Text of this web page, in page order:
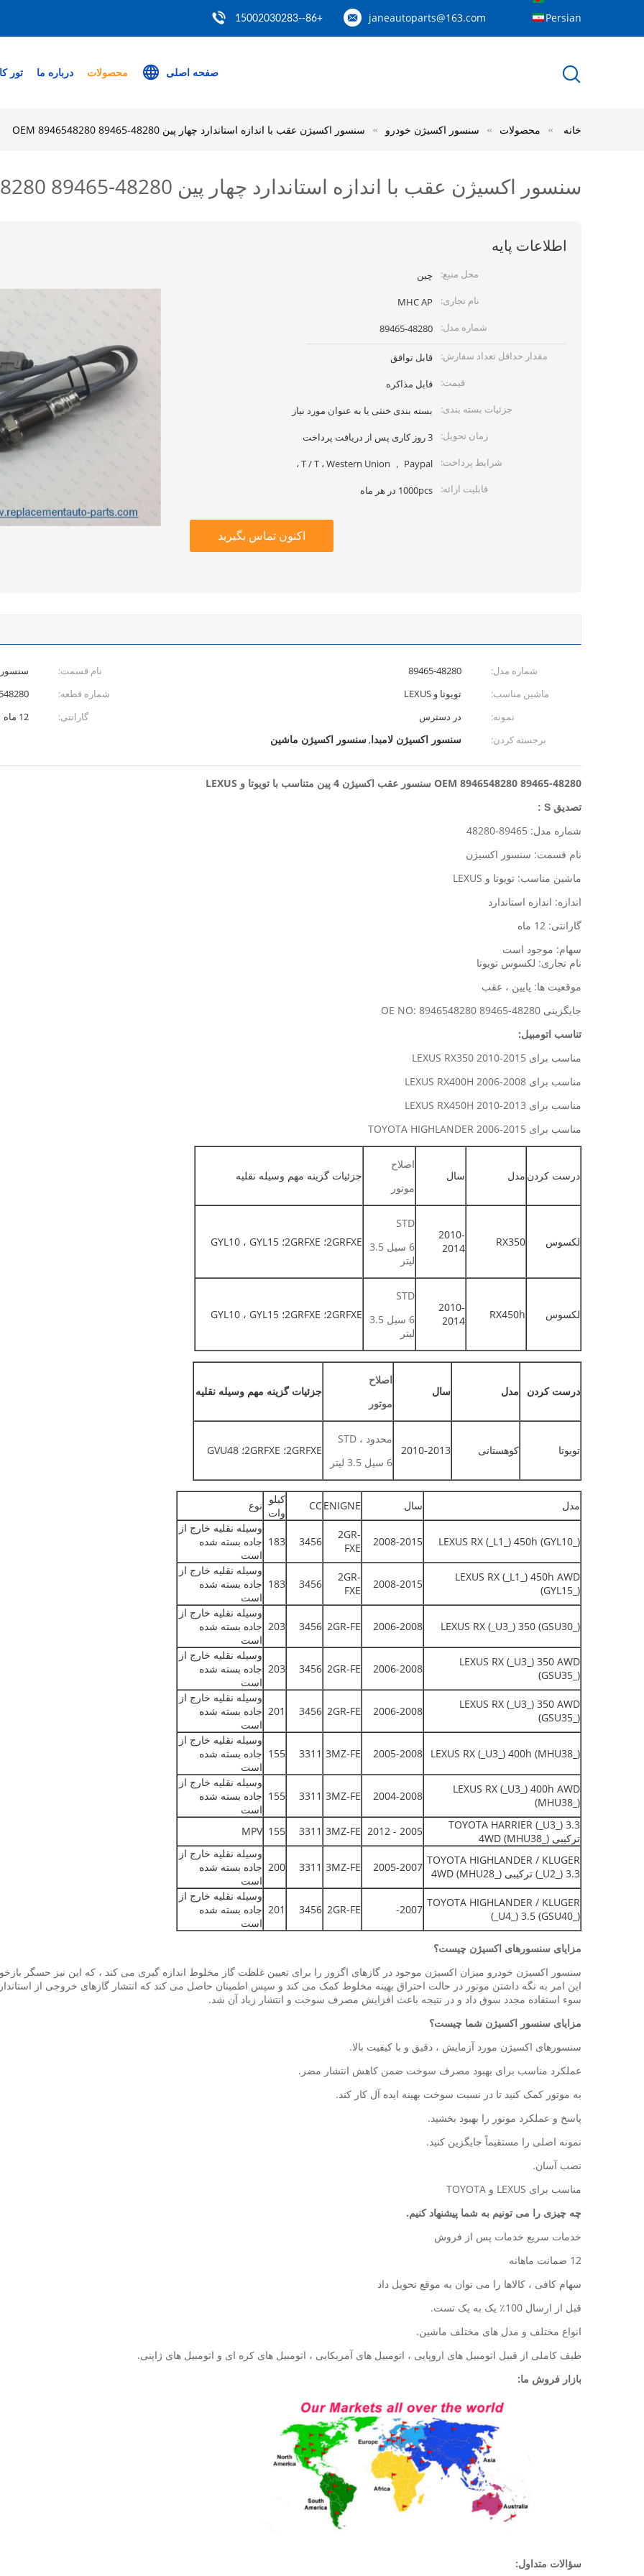
janeautoparts@163.com
+86--15002030283 Persian
صفحه اصلی محصولات درباره ما تور
خانه محصولات سنسور اکسیژن خودرو سنسور اکسیژن عقب با اندازه استاندارد چهار پین OEM 8946548280 89465-48280
سنسور اکسیژن عقب با اندازه استاندارد چهار پین OEM 8946548280 89465-48280
اطلاعات پایه
محل منبع:
چين
نام تجاری:
MHC AP
شماره مدل:
89465-48280
مقدار حداقل تعداد سفارش:
قابل توافق
قیمت:
قابل مذاکره
جزئیات بسته بندی:
بسته بندی خنثی یا به عنوان مورد نیاز
زمان تحویل:
3 روز کاری پس از دریافت پرداخت
شرایط پرداخت:
T / T ، Western Union ， Paypal ،
قابلیت ارائه:
1000pcs در هر ماه
اکنون تماس بگیرید
شماره مدل: 89465-48280 نام قسمت:
ماشین مناسب:
تویوتا و LEXUS شماره قطعه:
89465-48280
نمونه:
در دسترس گارانتی:
12 ماه
برجسته کردن:
سنسور اکسیژن لامبدا,سنسور اکسیژن ماشین
OEM 8946548280 89465-48280 سنسور عقب اکسیژن 4 پین متناسب با تویوتا و LEXUS
تصدیق S
:
شماره مدل: 89465-48280
نام قسمت: سنسور اکسیژن
ماشین مناسب: تویوتا و LEXUS
اندازه: اندازه استاندارد
گارانتی: 12 ماه
سهام: موجود است
نام تجاری: لکسوس تویوتا
موقعیت ها: پایین ، عقب
جایگزینی OE NO: 8946548280 89465-48280
تناسب اتومبیل:
مناسب برای LEXUS RX350 2010-2015
مناسب برای LEXUS RX400H 2006-2008
مناسب برای LEXUS RX450H 2010-2013
مناسب برای TOYOTA HIGHLANDER 2006-2015
درست کردن مدل سال
اصلاح
موتور
جزئیات گزینه مهم وسیله نقلیه
لکسوس RX350
2010-
2014
STD
6 سیل 3.5
لیتر
2GRFXE؛ 2GRFXE؛ GYL10 ، GYL15
لکسوس RX450h
2010-
2014
STD
6 سیل 3.5
لیتر
2GRFXE؛ 2GRFXE؛ GYL10 ، GYL15
درست کردن مدل سال
اصلاح
موتور
جزئیات گزینه مهم وسیله نقلیه
تویوتا کوهستانی 2010-2013
محدود ، STD
6 سیل 3.5 لیتر
2GRFXE؛ 2GRFXE؛ GVU48
مدل سال ENIGNE
CC
کیلو
وات
نوع
LEXUS RX (_L1_) 450h (GYL10_)
2008-2015
2GR-
FXE
3456
183
وسیله نقلیه خارج از
جاده بسته شده
است
LEXUS RX (_L1_) 450h AWD
(GYL15_)
2008-2015
2GR-
FXE
3456
183
وسیله نقلیه خارج از
جاده بسته شده
است
LEXUS RX (_U3_) 350 (GSU30_)
2006-2008
2GR-FE
3456
203
وسیله نقلیه خارج از
جاده بسته شده
است
LEXUS RX (_U3_) 350 AWD
(GSU35_)
2006-2008
2GR-FE
3456
203
وسیله نقلیه خارج از
جاده بسته شده
است
LEXUS RX (_U3_) 350 AWD
(GSU35_)
2006-2008
2GR-FE
3456
201
وسیله نقلیه خارج از
جاده بسته شده
است
LEXUS RX (_U3_) 400h (MHU38_)
2005-2008
3MZ-FE
3311
155
وسیله نقلیه خارج از
جاده بسته شده
است
LEXUS RX (_U3_) 400h AWD
(MHU38_)
2004-2008
3MZ-FE
3311
155
وسیله نقلیه خارج از
جاده بسته شده
است
TOYOTA HARRIER (_U3_) 3.3
ترکیبی 4WD (MHU38_)
2005 - 2012
3MZ-FE
3311
155
MPV
TOYOTA HIGHLANDER / KLUGER
(_U2_) 3.3 ترکیبی 4WD (MHU28_)
2005-2007
3MZ-FE
3311
200
وسیله نقلیه خارج از
جاده بسته شده
است
TOYOTA HIGHLANDER / KLUGER
(_U4_) 3.5 (GSU40_)
2007-
2GR-FE
3456
201
وسیله نقلیه خارج از
جاده بسته شده
است
مزایای سنسورهای اکسیژن چیست؟
سنسور اکسیژن خودرو میزان اکسیژن موجود در گازهای اگزوز را برای تعیین غلظت گاز مخلوط اندازه گیری می کند ، که این نیز حسگر
این امر به نگه داشتن موتور در حالت احتراق بهینه مخلوط کمک می کند و سپس اطمینان حاصل می کند که انتشار گازهای خروجی از
سوء استفاده مجدد سوق داد و در نتیجه باعث افزایش مصرف سوخت و انتشار زیاد آن شد.
مزایای سنسور اکسیژن شما چیست؟
سنسورهای اکسیژن مورد آزمایش ، دقیق و با کیفیت بالا.
عملکرد مناسب برای بهبود مصرف سوخت ضمن کاهش انتشار مضر.
به موتور کمک کنید تا در نسبت سوخت بهینه ایده آل کار کند.
پاسخ و عملکرد موتور را بهبود بخشید.
نمونه اصلی را مستقیماً جایگزین کنید.
نصب آسان.
مناسب برای LEXUS و TOYOTA
چه چیزی را می تونیم به شما پیشنهاد کنیم.
خدمات سریع خدمات پس از فروش
12 ضمانت ماهانه
سهام کافی ، کالاها را می توان به موقع تحویل داد
قبل از ارسال 100٪ یک به یک تست.
انواع مختلف و مدل های مختلف ماشین.
طیف کاملی از قبیل اتومبیل های اروپایی ، اتومبیل های آمریکایی ، اتومبیل های کره ای و اتومبیل های ژاپنی.
بازار فروش ما:
سؤالات متداول: